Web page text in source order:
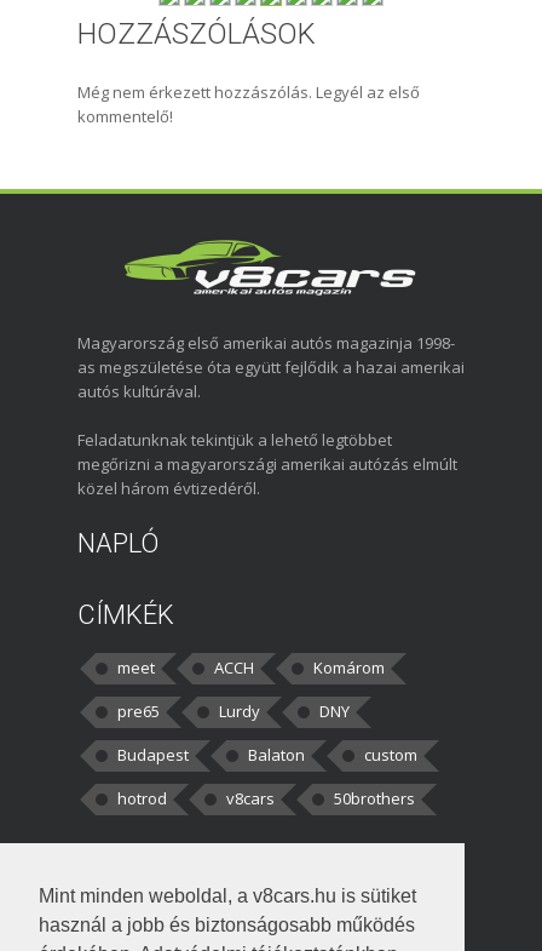
Mint minden weboldal, a v8cars.hu is sütiket
használ a jobb és biztonságosabb működés
HOZZÁSZÓLÁSOK
Még nem érkezett hozzászólás. Legyél az első
kommentelő!
Magyarország első amerikai autós magazinja 1998-
as megszületése óta együtt fejlődik a hazai amerikai
autós kultúrával.
Feladatunknak tekintjük a lehető legtöbbet
megőrizni a magyarországi amerikai autózás elmúlt
közel három évtizedéről.
NAPLÓ
CÍMKÉK
meet ACCH
Komárom
pre65
Lurdy
DNY
Budapest
Balaton
custom
hotrod
v8cars 50brothers
kortisz:Elszúrtam! Én csak két
darabbaal számoltam. Nem tudtam, hogy fél autót,